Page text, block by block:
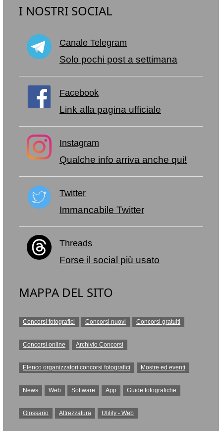
I NOSTRI SOCIAL
Canale Telegram
Solo pochi post a settimana
Facebook
Link alla pagina ufficiale
Instagram
Qualche info arriva anche qui!
Twitter
Immancabile Twitter
Threads
Forse il social più usato
MAPPA DEL SITO
Concorsi fotografici Concorsi nuovi Concorsi gratuiti
Concorsi online Archivio Concorsi
Elenco organizzatori concorsi fotografici Mostre ed eventi
News Web Software App Guide fotografiche
Glossario Attrezzatura Utility - Web